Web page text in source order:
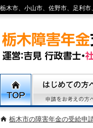
栃木市の障害年金の受給申
栃木市、小山市、佐野市、足利